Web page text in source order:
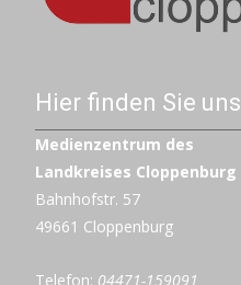
Hier finden Sie uns
Medienzentrum des
Landkreises Cloppenburg
Bahnhofstr. 57
49661 Cloppenburg
Telefon: 04471-159091